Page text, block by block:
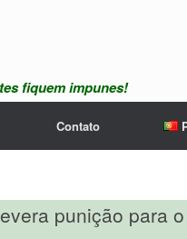
fiquem impunes!
Contato
punição para